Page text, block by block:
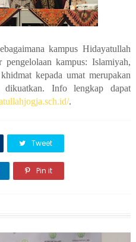
kampus Hidayatullah
kampus: Islamiyah,
kepada umat merupakan
dikuatkan. Info lengkap dapat
.
Tweet
Pin it